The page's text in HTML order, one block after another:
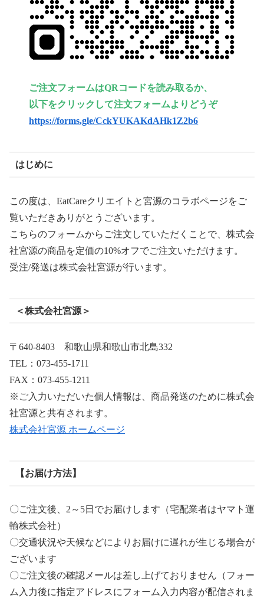
ご注文フォームはQRコードを読み取るか、
以下をクリックして注文フォームよりどうぞ
https://forms.gle/CckYUKAKdAHk1Z2b6
はじめに
この度は、EatCareクリエイトと宮源のコラボページをご
覧いただきありがとうございます。
こちらのフォームからご注文していただくことで、株式会
社宮源の商品を定価の10%オフでご注文いただけます。
受注/発送は株式会社宮源が行います。
＜株式会社宮源＞
〒640-8403 和歌山県和歌山市北島332
TEL：073-455-1711
FAX：073-455-1211
※ご入力いただいた個人情報は、商品発送のために株式会
社宮源と共有されます。
株式会社宮源 ホームページ
【お届け方法】
〇ご注文後、2～5日でお届けします（宅配業者はヤマト運
輸株式会社）
〇交通状況や天候などによりお届けに遅れが生じる場合が
ございます
〇ご注文後の確認メールは差し上げておりません（フォー
ム入力後に指定アドレスにフォーム入力内容が配信されま